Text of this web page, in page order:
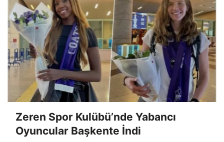
Zeren Spor Kulübü’nde Yabancı
Oyuncular Başkente İndi